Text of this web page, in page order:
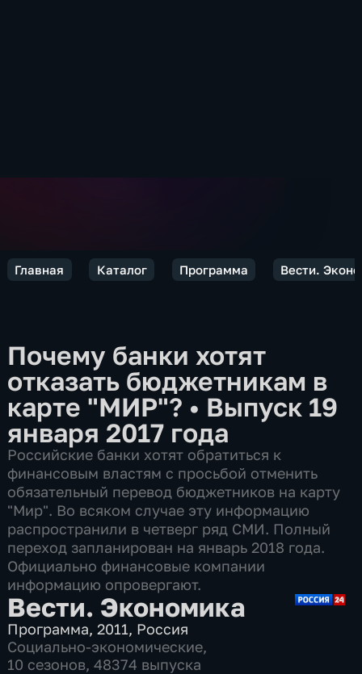
Главная Каталог Программа Вести.
Почему банки хотят
отказать бюджетникам в
карте "МИР"? • Выпуск 19
января 2017 года
Российские банки хотят обратиться к
финансовым властям с просьбой отменить
обязательный перевод бюджетников на карту
"Мир". Во всяком случае эту информацию
распространили в четверг ряд СМИ. Полный
переход запланирован на январь 2018 года.
Официально финансовые компании
информацию опровергают.
Вести. Экономика
Программа,2011, Россия
Социально-экономические,
10 сезонов, 48374 выпуска